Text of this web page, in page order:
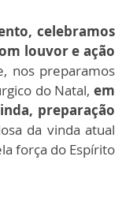
celebramos
louvor e ação
nos preparamos
do Natal, em
preparação
da vinda atual
força do Espírito